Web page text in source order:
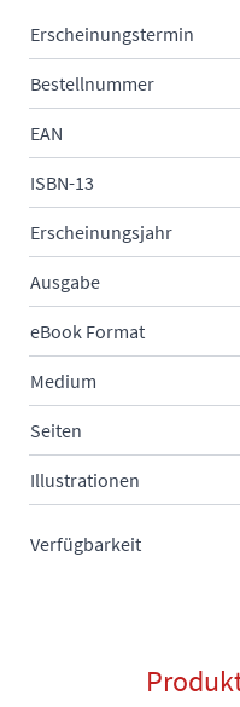
Erscheinungstermin
Bestellnummer
EAN
ISBN-13
Erscheinungsjahr
Ausgabe
eBook Format
Medium
Seiten
Illustrationen
Verfügbarkeit